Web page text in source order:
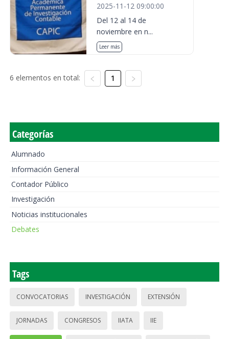
2025-11-12 09:00:00
Del 12 al 14 de
noviembre en n...
Leer más
6 elementos en total: 1
Categorías
Alumnado
Información General
Contador Público
Investigación
Noticias institucionales
Debates
Tags
CONVOCATORIAS INVESTIGACIÓN EXTENSIÓN
JORNADAS CONGRESOS IIATA IIE